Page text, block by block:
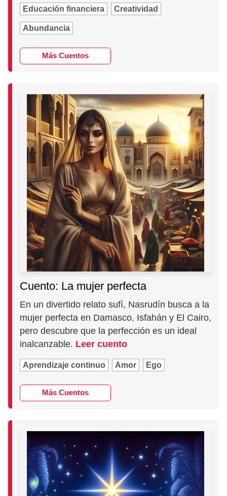
Educación financiera Creatividad
Abundancia
Más Cuentos
Cuento: La mujer perfecta
En un divertido relato sufí, Nasrudín busca a la
mujer perfecta en Damasco, Isfahán y El Cairo,
pero descubre que la perfección es un ideal
inalcanzable. Leer cuento
Aprendizaje continuo Amor Ego
Más Cuentos